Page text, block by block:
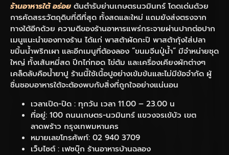
ร้านอาหารใต้ อร่อย ต้นตำรับย่านเกษตรนวมินทร์ โดดเด่นด้วย
การคัดสรรวัตถุดิบที่ดีที่สุด ทั้งสดและใหม่ แถมยังส่งตรงจาก
ทางใต้อีกด้วย ความดีของร้านอาหารแพร่กระจายผ่านปากต่อปาก
เมนูแนะนำของทางร้าน ได้แก่ พาสต้าผัดกะปิ พาสต้ากุ้งใส่ปลา
ขมิ้นน้ำพริกเผา และอีกเมนูที่ต้องลอง “ขนมจีนปู่น้ำ” มีจำหน่ายชุด
ใหญ่ ทั้งเส้นหมี่สด ปีกไก่ทอด ไข่ต้ม และเครื่องเคียงผักต่างๆ
เคล็ดลับคือน้ำยาปู ร้านนี้ใช้เนื้อปูอย่างเข้มข้นและไม่มีข้อจำกัด ผู้
ชื่นชอบอาหารใต้จะต้องพบกับสิ่งที่ถูกใจอย่างแน่นอน
เวลาเปิด-ปิด : ทุกวัน เวลา 11.00 – 23.00 น
ที่อยู่: 100 ถนนเกษตร-นวมินทร์ แขวงจรเข้บัว เขต
ลาดพร้าว กรุงเทพมหานคร
หมายเลขโทรศัพท์: 02 940 3709
เว็บไซต์ : เฟซบุ๊ก ร้านอาหารบ้านฉลอง